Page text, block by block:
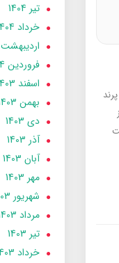
تير 1404
خرداد 1404
ارديبهشت 1404
فروردین 1404
اسفند 1403
بهمن 1403
دی 1403
آذر 1403
آبان 1403
مهر 1403
شهریور 1403
مرداد 1403
تير 1403
خرداد 1403